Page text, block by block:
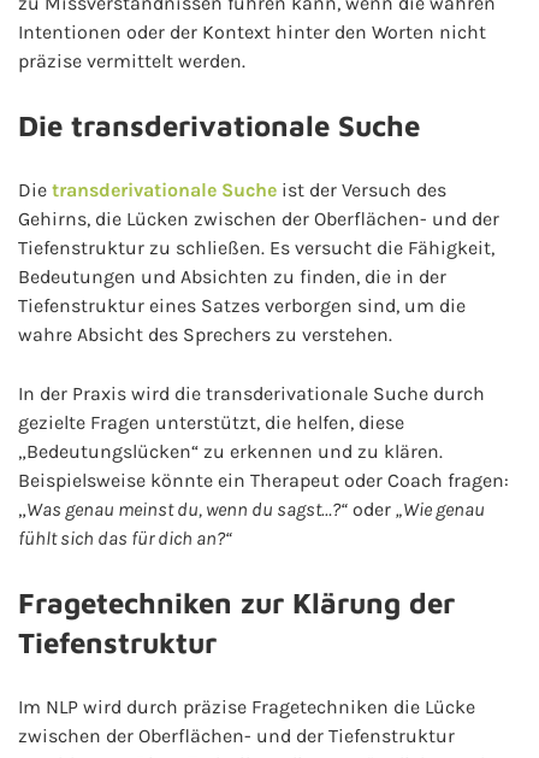
Intentionen oder der Kontext hinter den Worten nicht
präzise vermittelt werden.
Die transderivationale Suche
Die transderivationale Suche ist der Versuch des
Gehirns, die Lücken zwischen der Oberflächen- und der
Tiefenstruktur zu schließen. Es versucht die Fähigkeit,
Bedeutungen und Absichten zu finden, die in der
Tiefenstruktur eines Satzes verborgen sind, um die
wahre Absicht des Sprechers zu verstehen.
In der Praxis wird die transderivationale Suche durch
gezielte Fragen unterstützt, die helfen, diese
„Bedeutungslücken“ zu erkennen und zu klären.
Beispielsweise könnte ein Therapeut oder Coach fragen:
„Was genau meinst du, wenn du sagst…?“ oder „Wie genau
fühlt sich das für dich an?“
Fragetechniken zur Klärung der
Tiefenstruktur
Im NLP wird durch präzise Fragetechniken die Lücke
zwischen der Oberflächen- und der Tiefenstruktur